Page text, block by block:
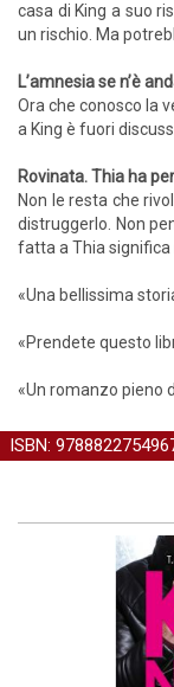
casa di King a suo
un rischio. Ma
L’amnesia se n’è
Ora che conosco la
a King è fuori
Rovinata. Thia ha
Non le resta che
distruggerlo. Non
fatta a Thia significa
«Una bellissima
«Prendete questo
«Un romanzo pieno
ISBN: